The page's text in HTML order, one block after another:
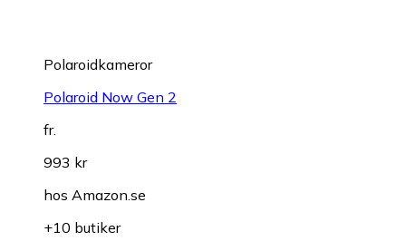
Polaroidkameror
Polaroid Now Gen 2
fr.
993 kr
hos Amazon.se
+10 butiker